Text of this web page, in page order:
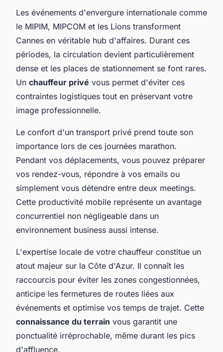
Les événements d'envergure internationale comme
le MIPIM, MIPCOM et les Lions transforment
Cannes en véritable hub d'affaires. Durant ces
périodes, la circulation devient particulièrement
dense et les places de stationnement se font rares.
Un chauffeur privé vous permet d'éviter ces
contraintes logistiques tout en préservant votre
image professionnelle.
Le confort d'un transport privé prend toute son
importance lors de ces journées marathon.
Pendant vos déplacements, vous pouvez préparer
vos rendez-vous, répondre à vos emails ou
simplement vous détendre entre deux meetings.
Cette productivité mobile représente un avantage
concurrentiel non négligeable dans un
environnement business aussi intense.
L'expertise locale de votre chauffeur constitue un
atout majeur sur la Côte d'Azur. Il connaît les
raccourcis pour éviter les zones congestionnées,
anticipe les fermetures de routes liées aux
événements et optimise vos temps de trajet. Cette
connaissance du terrain vous garantit une
ponctualité irréprochable, même durant les pics
d'affluence.